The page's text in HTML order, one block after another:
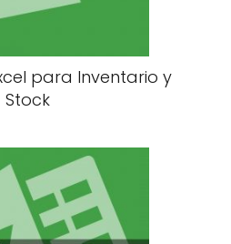
para Inventario y
Stock